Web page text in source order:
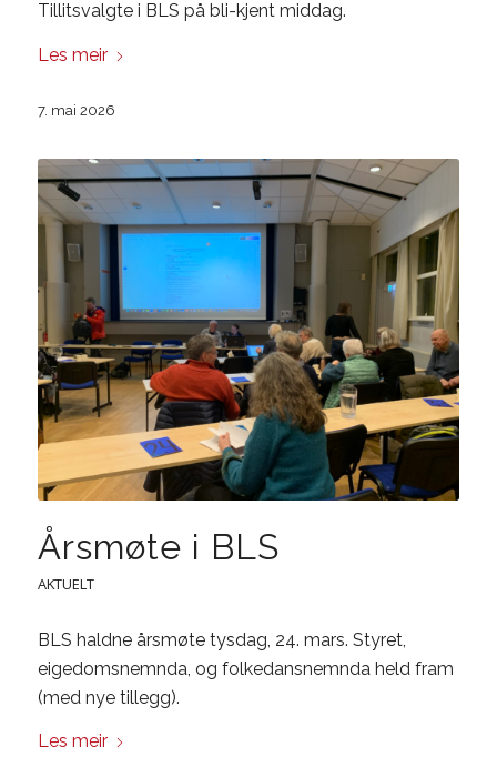
Tillitsvalgte i BLS på bli-kjent middag.
Les meir
7. mai 2026
Årsmøte i BLS
AKTUELT
BLS haldne årsmøte tysdag, 24. mars. Styret,
eigedomsnemnda, og folkedansnemnda held fram
(med nye tillegg).
Les meir